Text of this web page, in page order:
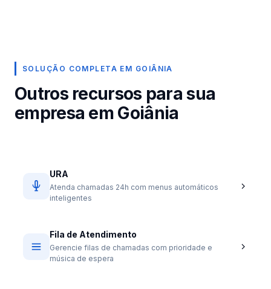
SOLUÇÃO COMPLETA EM GOIÂNIA
Outros recursos para sua
empresa em Goiânia
URA
Atenda chamadas 24h com menus automáticos
inteligentes
Fila de Atendimento
Gerencie filas de chamadas com prioridade e
música de espera